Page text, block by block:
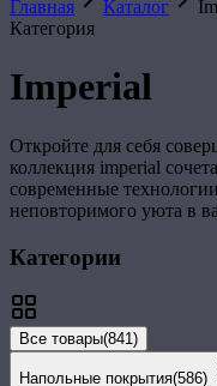
Главная Каталог
Категория
Imperial
Откройте для себя
коллекция imperial
современные
неповторимого уюта в
Категории
Все товары(841)
Напольные покрытия(586)